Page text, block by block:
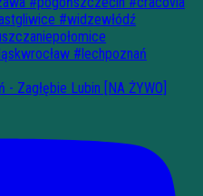
Zagłębie Lubin [NA ŻYWO]